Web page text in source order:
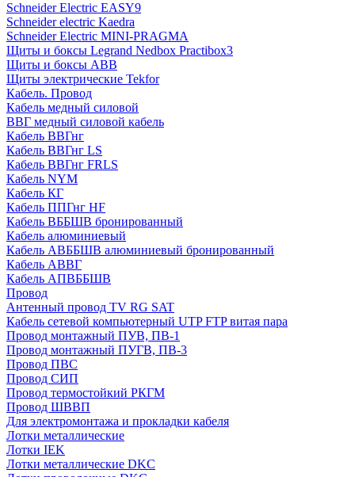
Schneider Electric EASY9
Schneider electric Kaedra
Schneider Electric MINI-PRAGMA
Щиты и боксы Legrand Nedbox Practibox3
Щиты и боксы ABB
Щиты электрические Tekfor
Кабель. Провод
Кабель медный силовой
ВВГ медный силовой кабель
Кабель ВВГнг
Кабель ВВГнг LS
Кабель ВВГнг FRLS
Кабель NYM
Кабель КГ
Кабель ППГнг HF
Кабель ВББШВ бронированный
Кабель алюминиевый
Кабель АВББШВ алюминиевый бронированный
Кабель АВВГ
Кабель АПВББШВ
Провод
Антенный провод TV RG SAT
Кабель сетевой компьютерный UTP FTP витая пара
Провод монтажный ПУВ, ПВ-1
Провод монтажный ПУГВ, ПВ-3
Провод ПВС
Провод СИП
Провод термостойкий РКГМ
Провод ШВВП
Для электромонтажа и прокладки кабеля
Лотки металлические
Лотки IEK
Лотки металлические DKC